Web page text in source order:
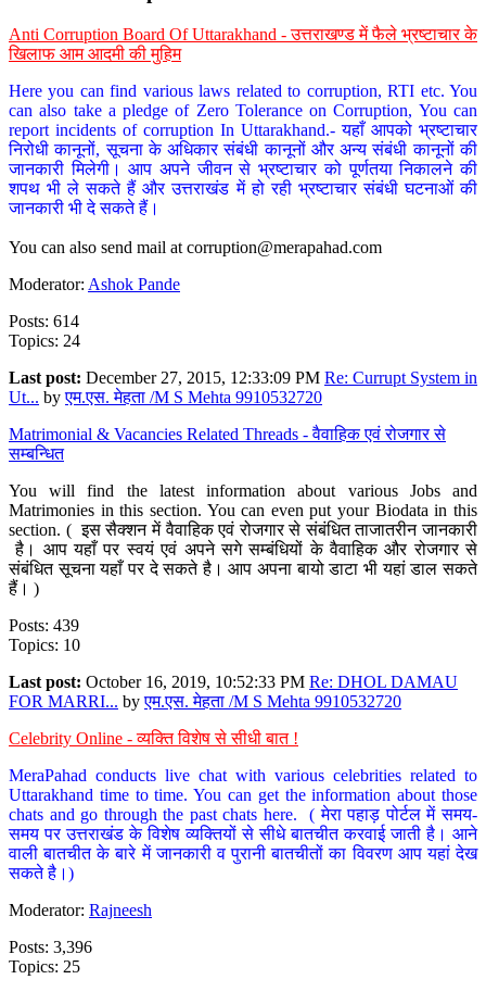
Anti Corruption Board Of Uttarakhand - उत्तराखण्ड में फैले भ्रष्टाचार के
खिलाफ आम आदमी की मुहिम
Here you can find various laws related to corruption, RTI etc. You
can also take a pledge of Zero Tolerance on Corruption, You can
report incidents of corruption In Uttarakhand.- यहाँ आपको भ्रष्टाचार
निरोधी कानूनों, सूचना के अधिकार संबंधी कानूनों और अन्य संबंधी कानूनों की
जानकारी मिलेगी। आप अपने जीवन से भ्रष्टाचार को पूर्णतया निकालने की
शपथ भी ले सकते हैं और उत्तराखंड में हो रही भ्रष्टाचार संबंधी घटनाओं की
जानकारी भी दे सकते हैं।
You can also send mail at corruption@merapahad.com
Moderator: Ashok Pande
Posts: 614
Topics: 24
Last post: December 27, 2015, 12:33:09 PM Re: Currupt System in
Ut... byएम.एस. मेहता /M S Mehta 9910532720
Matrimonial & Vacancies Related Threads - वैवाहिक एवं रोजगार से
सम्बन्धित
You will find the latest information about various Jobs and
Matrimonies in this section. You can even put your Biodata in this
section. ( इस सैक्शन में वैवाहिक एवं रोजगार से संबंधित ताजातरीन जानकारी
है। आप यहाँ पर स्वयं एवं अपने सगे सम्बंधियों के वैवाहिक और रोजगार से
संबंधित सूचना यहाँ पर दे सकते है। आप अपना बायो डाटा भी यहां डाल सकते
हैं। )
Posts: 439
Topics: 10
Last post: October 16, 2019, 10:52:33 PM Re: DHOL DAMAU
FOR MARRI... byएम.एस. मेहता /M S Mehta 9910532720
Celebrity Online - व्यक्ति विशेष से सीधी बात !
MeraPahad conducts live chat with various celebrities related to
Uttarakhand time to time. You can get the information about those
chats and go through the past chats here. ( मेरा पहाड़ पोर्टल में समय-
समय पर उत्तराखंड के विशेष व्यक्तियों से सीधे बातचीत करवाई जाती है। आने
वाली बातचीत के बारे में जानकारी व पुरानी बातचीतों का विवरण आप यहां देख
सकते है।)
Moderator: Rajneesh
Posts: 3,396
Topics: 25